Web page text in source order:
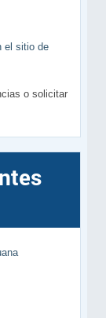
el sitio de
o solicitar